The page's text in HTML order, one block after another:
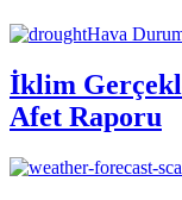
Hava
İklim
Afet Raporu